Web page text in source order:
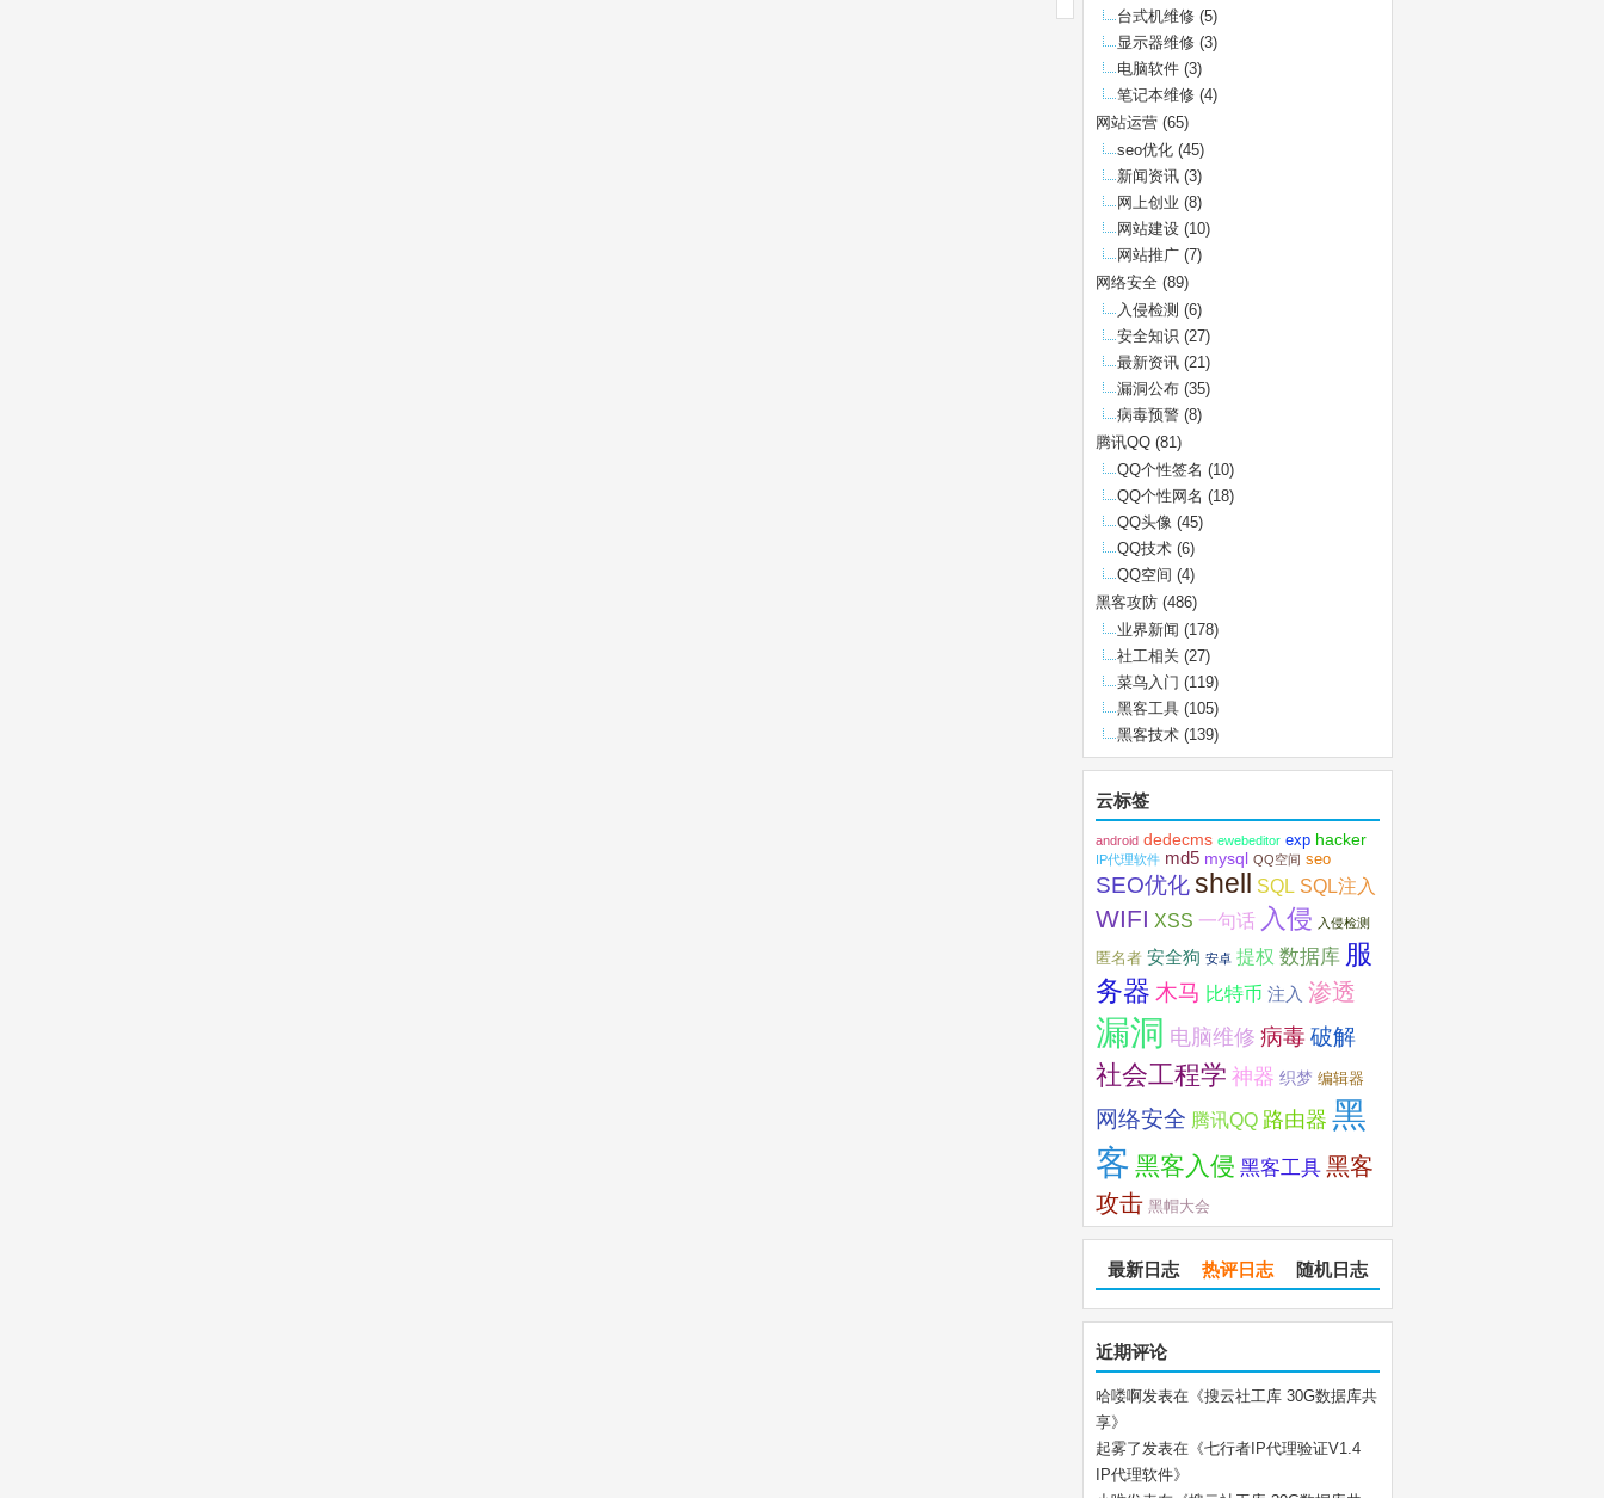
台式机维修 (5)
显示器维修 (3)
电脑软件 (3)
笔记本维修 (4)
网站运营 (65)
seo优化 (45)
新闻资讯 (3)
网上创业 (8)
网站建设 (10)
网站推广 (7)
网络安全 (89)
入侵检测 (6)
安全知识 (27)
最新资讯 (21)
漏洞公布 (35)
病毒预警 (8)
腾讯QQ (81)
QQ个性签名 (10)
QQ个性网名 (18)
QQ头像 (45)
QQ技术 (6)
QQ空间 (4)
黑客攻防 (486)
业界新闻 (178)
社工相关 (27)
菜鸟入门 (119)
黑客工具 (105)
黑客技术 (139)
云标签
android dedecms ewebeditor exp hacker
IP代理软件 md5 mysql QQ空间 seo
SEO优化shell SQL SQL注入
WIFI XSS 一句话 入侵 入侵检测
匿名者 安全狗 安卓 提权 数据库 服
务器 木马 比特币 注入 渗透
漏洞 电脑维修 病毒破解
社会工程学 神器 织梦 编辑器
网络安全 腾讯QQ 路由器 黑
客 黑客入侵 黑客工具 黑客
攻击 黑帽大会
最新日志 热评日志 随机日志
近期评论
哈喽啊发表在《搜云社工库 30G数据库共
享》
起雾了发表在《七行者IP代理验证V1.4
IP代理软件》